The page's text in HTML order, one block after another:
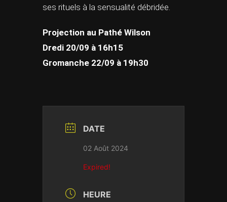
ses rituels à la sensualité débridée.
Projection au Pathé Wilson
Dredi 20/09 à 16h15
Gromanche 22/09 à 19h30
DATE
02 Août 2024
Expired!
HEURE